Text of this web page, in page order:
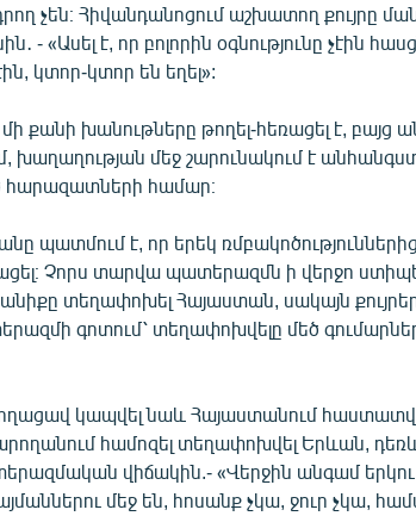
չեն։ Հիվանդանոցում աշխատող քույրը
- «Ասել է, որ բոլորին օգնությունը չէին
կտոր-կտոր են եղել»:
քանի խանութները թողել-հեռացել է, բայց
խաղաղության մեջ շարունակում է
հարազատների համար։
պատմում է, որ երեկ
Չորս տարվա պատերազմն ի վերջո
տեղափոխել Հայաստան, սակայն
գոտում՝ տեղափոխվելը մեծ
կապվել նաև Հայաստանում
համոզել տեղափոխվել Երևան,
վիճակին.- «Վերջին անգամ
մեջ են, հոսանք չկա, ջուր չկա,